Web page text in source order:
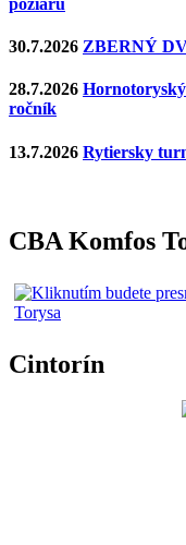
30.7.2026 ZBERNÝ
28.7.2026
ročník
13.7.2026 Rytiersky
CBA Komfos
Cintorín